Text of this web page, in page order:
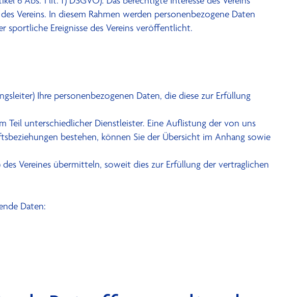
Vereins. In diesem Rahmen werden personenbezogene Daten
sportliche Ereignisse des Vereins veröffentlicht.
Ihre personenbezogenen Daten, die diese zur Erfüllung
Teil unterschiedlicher Dienstleister. Eine Auflistung der von uns
bestehen, können Sie der Übersicht im Anhang sowie
Vereines übermitteln, soweit dies zur Erfüllung der vertraglichen
Daten: